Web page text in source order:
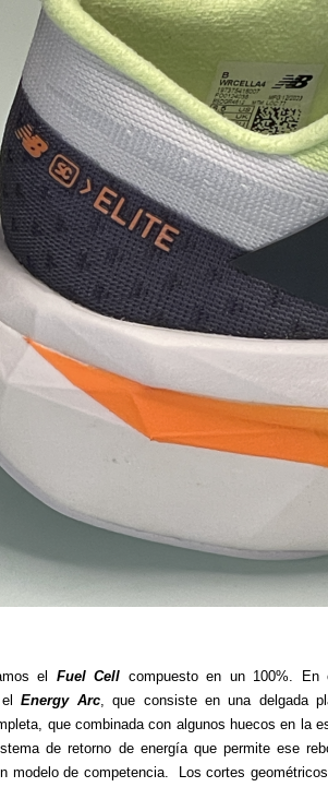
el Fuel Cell compuesto en un 100%.
elEnergy Arc, que consiste en una delgada
que combinada con algunos huecos en la
de retorno de energía que permite ese
modelo de competencia. Los cortes